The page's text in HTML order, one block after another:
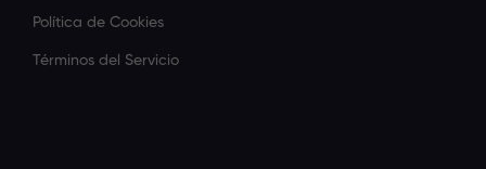
Política de Cookies
Términos del Servicio